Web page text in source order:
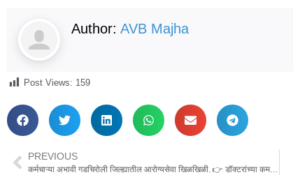
Author: AVB Majha
Post Views: 159
PREVIOUS
कर्मचाऱ्या अभावी गडचिरोली जिल्ह्यातील आरोग्यसेवा खिळखिळी. 👉 डॉक्टरांच्या कमतरतेमुळे फार्मासिस्ट आणि चतुर्थश्रेणीचे कर्मचारी करतात उपचार. 👉 कुरंडीमाल आरोग्य पथकातील घटना.